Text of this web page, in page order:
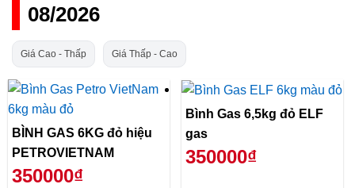
08/2026
Giá Cao - Thấp Giá Thấp - Cao
BÌNH GAS 6KG đỏ hiệu
PETROVIETNAM
350000₫
Bình Gas 6,5kg đỏ ELF
gas
350000₫